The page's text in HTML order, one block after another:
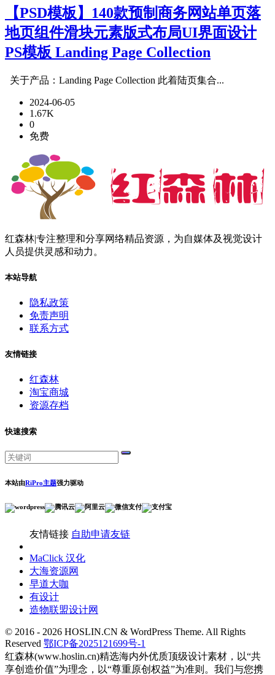
【PSD模板】140款预制商务网站单页落
地页组件滑块元素版式布局UI界面设计
PS模板 Landing Page Collection
关于产品：Landing Page Collection 此着陆页集合...
2024-06-05
1.67K
0
免费
红森林|专注整理和分享网络精品资源，为自媒体及视觉设计
人员提供灵感和动力。
本站导航
隐私政策
免责声明
联系方式
友情链接
红森林
淘宝商城
资源存档
快速搜索
本站由RiPro主题强力驱动
友情链接 自助申请友链
MaClick 汉化
大海资源网
早道大咖
有设计
造物联盟设计网
© 2016 - 2026 HOSLIN.CN & WordPress Theme. All Rights
Reserved 鄂ICP备2025121699号-1
红森林(www.hoslin.cn)精选海内外优质顶级设计素材，以“共
享创造价值”为理念，以“尊重原创权益”为准则。我们与您携